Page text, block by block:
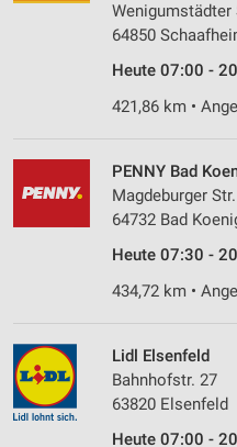
Wenigumstädter
64850
Heute 07:00 -
421,86 km •
PENNY Bad
Magdeburger
64732 Bad
Heute 07:30 -
434,72 km •
Lidl Elsenfeld
Bahnhofstr. 27
63820 Elsenfeld
Heute 07:00 -